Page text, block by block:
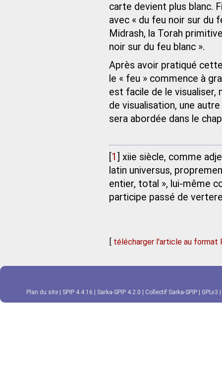
carte devient plus blanc.
avec « du feu noir sur du
Midrash, la Torah
noir sur du feu blanc ».
Après avoir pratiqué
le « feu » commence à
est facile de le visualiser,
de visualisation, une
sera abordée dans le
1
xiie siècle, comme
latin universus,
entier, total », lui-même
participe passé de
[ télécharger l'article au format
Plan du site SPIP 4.4.16 Sarka-SPIP 4.2.0 Collectif Sarka-SPIP GPLv3